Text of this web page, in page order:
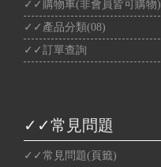
✓✓購物車(非會員皆可購物)
✓✓產品分類(08)
✓✓訂單查詢
✓✓常見問題
✓✓常見問題(頁籤)